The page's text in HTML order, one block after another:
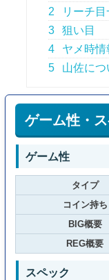
2
リーチ目
3
狙い目
4
ヤメ時情
5
山佐につ
ゲーム性・
ゲーム性
タイプ
コイン持ち
BIG概要
REG概要
スペック